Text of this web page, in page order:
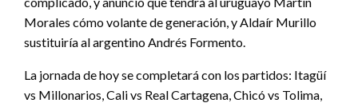
Morales cómo volante de generación, y Aldaír Murillo
sustituiría al argentino Andrés Formento.
La jornada de hoy se completará con los partidos: Itagüí
vs Millonarios, Cali vs Real Cartagena, Chicó vs Tolima,